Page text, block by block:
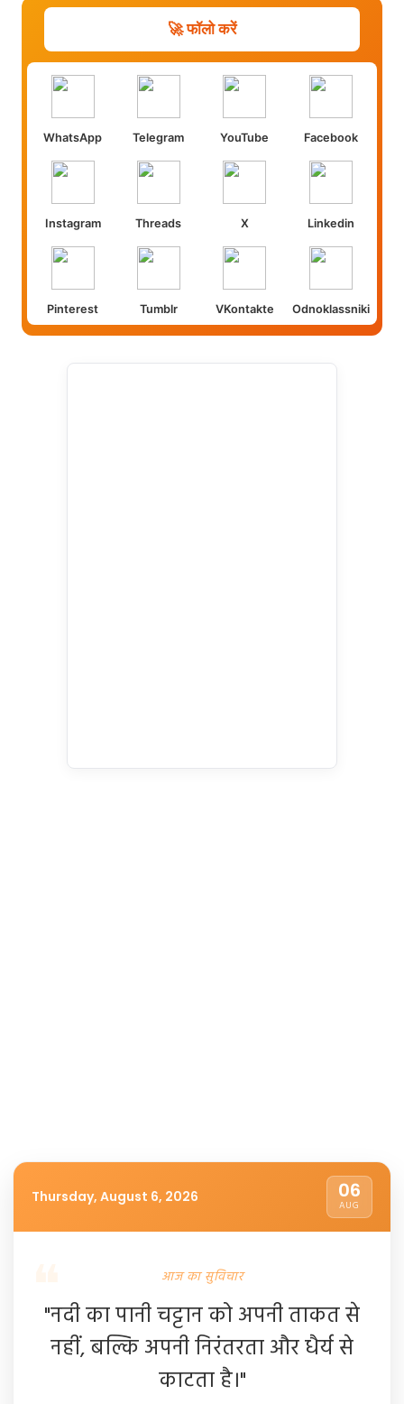
🚀 फॉलो करें
WhatsApp Telegram YouTube Facebook
Instagram Threads X Linkedin
Pinterest Tumblr VKontakte Odnoklassniki
Thursday, August 6, 2026 06
AUG
आज का सुविचार
"नदी का पानी चट्टान को अपनी ताकत से
नहीं, बल्कि अपनी निरंतरता और धैर्य से
काटता है।"